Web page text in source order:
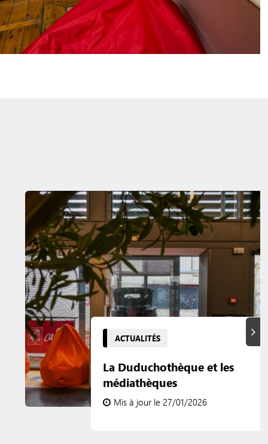
ACTUALITÉS
La Duduchothèque et les
médiathèques
Mis à jour le 27/01/2026